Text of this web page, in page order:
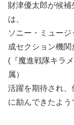
財津優太郎が候補
は、
ソニー・ミュー
成セクション機関
(『魔進戦隊キラ
属）
活躍を期待され
に励んできたよう